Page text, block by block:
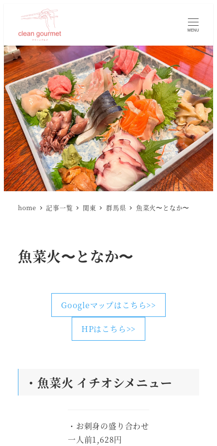
MENU
home 記事一覧 関東 群馬県 魚菜火〜となか〜
魚菜火〜となか〜
Googleマップはこちら>>
HPはこちら>>
・魚菜火 イチオシメニュー
・お刺身の盛り合わせ
一人前1,628円